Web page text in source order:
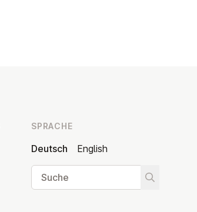
SPRACHE
Deutsch
English
Suche
Suche